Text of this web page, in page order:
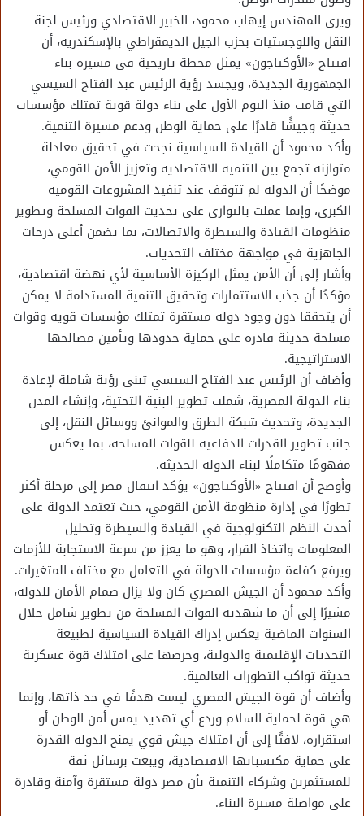
ويرى المهندس إيهاب محمود، الخبير الاقتصادي ورئيس لجنة
النقل واللوجستيات بحزب الجيل الديمقراطي بالإسكندرية، أن
افتتاح «الأوكتاجون» يمثل محطة تاريخية في مسيرة بناء
الجمهورية الجديدة، ويجسد رؤية الرئيس عبد الفتاح السيسي
التي قامت منذ اليوم الأول على بناء دولة قوية تمتلك مؤسسات
حديثة وجيشًا قادرًا على حماية الوطن ودعم مسيرة التنمية.
وأكد محمود أن القيادة السياسية نجحت في تحقيق معادلة
متوازنة تجمع بين التنمية الاقتصادية وتعزيز الأمن القومي،
موضحًا أن الدولة لم تتوقف عند تنفيذ المشروعات القومية
الكبرى، وإنما عملت بالتوازي على تحديث القوات المسلحة وتطوير
منظومات القيادة والسيطرة والاتصالات، بما يضمن أعلى درجات
الجاهزية في مواجهة مختلف التحديات.
وأشار إلى أن الأمن يمثل الركيزة الأساسية لأي نهضة اقتصادية،
مؤكدًا أن جذب الاستثمارات وتحقيق التنمية المستدامة لا يمكن
أن يتحققا دون وجود دولة مستقرة تمتلك مؤسسات قوية وقوات
مسلحة حديثة قادرة على حماية حدودها وتأمين مصالحها
الاستراتيجية.
وأضاف أن الرئيس عبد الفتاح السيسي تبنى رؤية شاملة لإعادة
بناء الدولة المصرية، شملت تطوير البنية التحتية، وإنشاء المدن
الجديدة، وتحديث شبكة الطرق والموانئ ووسائل النقل، إلى
جانب تطوير القدرات الدفاعية للقوات المسلحة، بما يعكس
مفهومًا متكاملًا لبناء الدولة الحديثة.
وأوضح أن افتتاح «الأوكتاجون» يؤكد انتقال مصر إلى مرحلة أكثر
تطورًا في إدارة منظومة الأمن القومي، حيث تعتمد الدولة على
أحدث النظم التكنولوجية في القيادة والسيطرة وتحليل
المعلومات واتخاذ القرار، وهو ما يعزز من سرعة الاستجابة للأزمات
ويرفع كفاءة مؤسسات الدولة في التعامل مع مختلف المتغيرات.
وأكد محمود أن الجيش المصري كان ولا يزال صمام الأمان للدولة،
مشيرًا إلى أن ما شهدته القوات المسلحة من تطوير شامل خلال
السنوات الماضية يعكس إدراك القيادة السياسية لطبيعة
التحديات الإقليمية والدولية، وحرصها على امتلاك قوة عسكرية
حديثة تواكب التطورات العالمية.
وأضاف أن قوة الجيش المصري ليست هدفًا في حد ذاتها، وإنما
هي قوة لحماية السلام وردع أي تهديد يمس أمن الوطن أو
استقراره، لافتًا إلى أن امتلاك جيش قوي يمنح الدولة القدرة
على حماية مكتسباتها الاقتصادية، ويبعث برسائل ثقة
للمستثمرين وشركاء التنمية بأن مصر دولة مستقرة وآمنة وقادرة
على مواصلة مسيرة البناء.